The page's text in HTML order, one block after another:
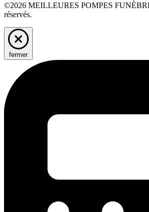
©2026 MEILLEURES POMPES
réservés.
fermer